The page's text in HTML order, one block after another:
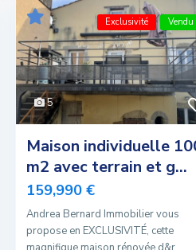
5
Exclusivité Vendu
Maison individuelle
m2 avec terrain et g...
159,990 €
Andrea Bernard Immobilier vous
propose en EXCLUSIVITÉ, cette